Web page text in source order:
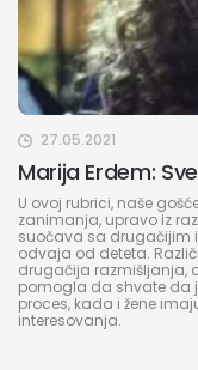
27.05.2021
Marija Erdem:
U ovoj rubrici, naše
zanimanja, upravo iz
suočava sa drugačijim
odvaja od deteta.
drugačija razmišljanja,
pomogla da shvate da
proces, kada i žene
interesovanja.